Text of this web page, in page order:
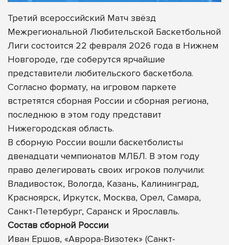
Третий всероссийский Матч звёзд
Межрегиональной Любительской Баскетбольной
Лиги состоится 22 февраля 2026 года в Нижнем
Новгороде, где соберутся ярчайшие
представители любительского баскетбола.
Согласно формату, на игровом паркете
встретятся сборная России и сборная региона,
последнюю в этом году представит
Нижегородская область.
В сборную России вошли баскетболисты
двенадцати чемпионатов МЛБЛ. В этом году
право делегировать своих игроков получили:
Владивосток, Вологда, Казань, Калининград,
Красноярск, Иркутск, Москва, Орел, Самара,
Санкт-Петербург, Саранск и Ярославль.
Состав сборной России
Иван Ершов, «Аврора-Визотек» (Санкт-